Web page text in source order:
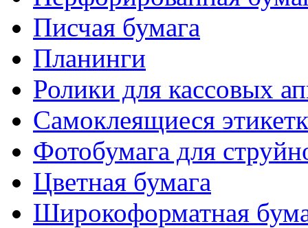
Писчая бумага
Планинги
Ролики для кассовых
Самоклеящиеся
Фотобумага для
Цветная бумага
Широкоформатная